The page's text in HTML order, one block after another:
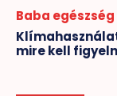
Baba egészség
mire kell